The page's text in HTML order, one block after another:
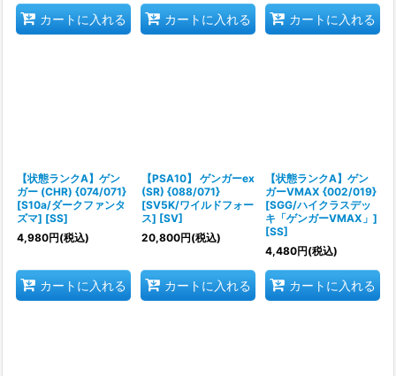
カートに入れる カートに入れる カートに入れる
【状態ランクA】ゲン
ガー (CHR) {074/071}
[S10a/ダークファンタ
ズマ] [SS]
4,980円(税込)
カートに入れる
【PSA10】 ゲンガーex
(SR) {088/071}
[SV5K/ワイルドフォー
ス] [SV]
20,800円(税込)
カートに入れる
【状態ランクA】ゲン
ガーVMAX {002/019}
[SGG/ハイクラスデッ
キ「ゲンガーVMAX」]
[SS]
4,480円(税込)
カートに入れる